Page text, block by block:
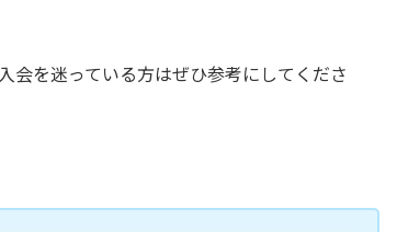
を迷っている方はぜひ参考にしてくださ